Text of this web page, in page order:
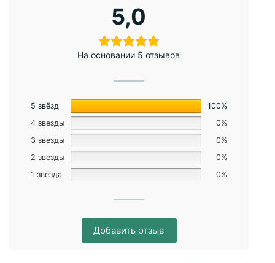
5,0
На основании 5 отзывов
5 звёзд
100%
4 звезды
0%
3 звезды
0%
2 звезды
0%
1 звезда
0%
Добавить отзыв